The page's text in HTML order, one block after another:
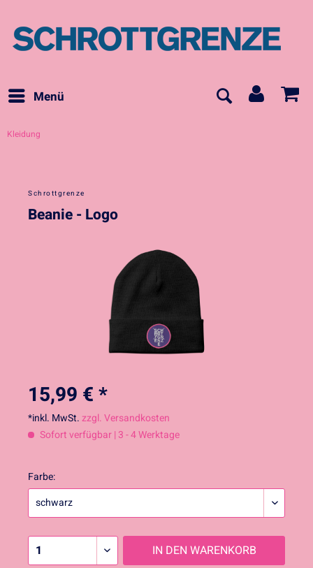
Menü
Kleidung
Schrottgrenze
Beanie - Logo
15,99 € *
*inkl. MwSt.zzgl. Versandkosten
Sofort verfügbar | 3 - 4 Werktage
Farbe:
IN DEN WARENKORB